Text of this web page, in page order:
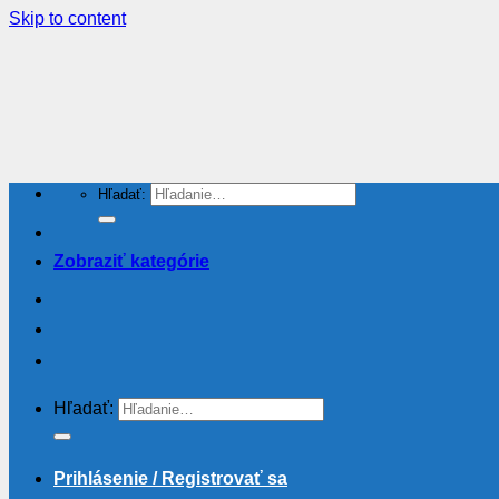
Skip to content
Hľadať:
Prihlásenie / Registrovať sa
Hľadať:
Zobraziť kategórie